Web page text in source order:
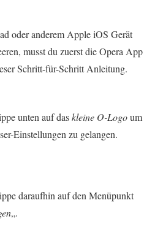
oder anderem Apple iOS Gerät
musst du zuerst die Opera App
Schritt-für-Schritt Anleitung.
unten auf daskleine O-Logoum
Einstellungen zu gelangen.
daraufhin auf den Menüpunkt
„.